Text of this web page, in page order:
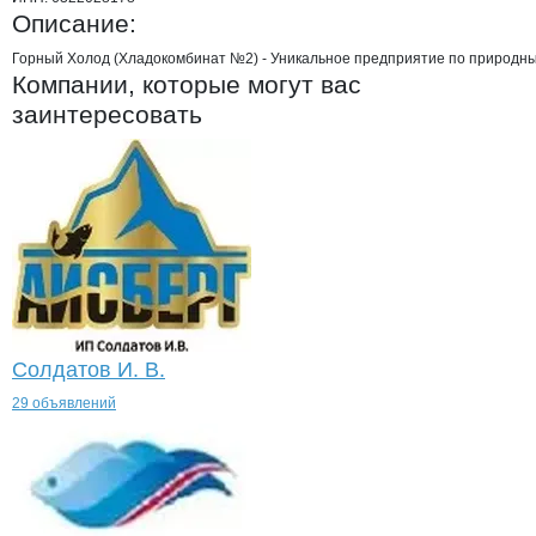
Описание:
Горный Холод (Хладокомбинат №2) - Уникальное предприятие по
Компании, которые могут вас
заинтересовать
Солдатов И. В.
29 объявлений